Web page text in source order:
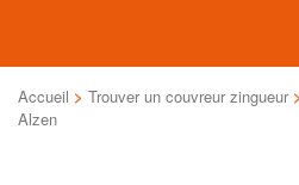
Accueil > Trouver un couvreur zingueur >
Alzen